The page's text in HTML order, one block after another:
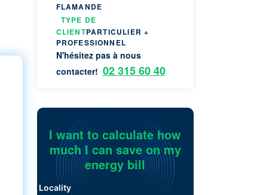
FLAMANDE
TYPE DE
CLIENTPARTICULIER +
PROFESSIONNEL
N'hésitez pas à nous
contacter! 02 315 60 40
I want to calculate how
much I can save on my
energy bill
Locality